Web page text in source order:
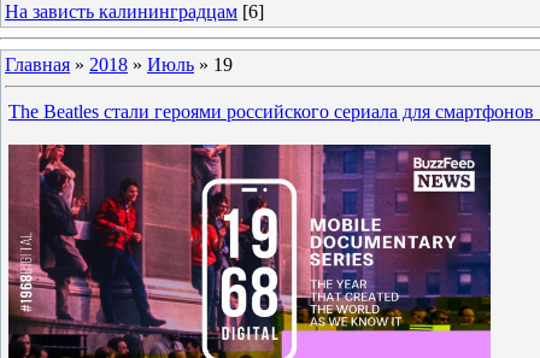
На зависть калининградцам [6]
Главная » 2018 » Июль » 19
The Beatles стали героями российского сериала для